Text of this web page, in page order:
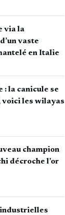
via la
vaste
en Italie
: la canicule se
voici les wilayas
champion
décroche l’or